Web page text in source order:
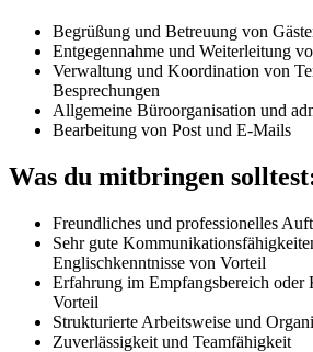
Begrüßung und Betreuung von
Entgegennahme und Weiterleitung
Verwaltung und Koordination von
Besprechungen
Allgemeine Büroorganisation und
Bearbeitung von Post und E-Mails
Was du mitbringen
Freundliches und professionelles
Sehr gute
Englischkenntnisse von Vorteil
Erfahrung im Empfangsbereich oder
Vorteil
Strukturierte Arbeitsweise und
Zuverlässigkeit und Teamfähigkeit